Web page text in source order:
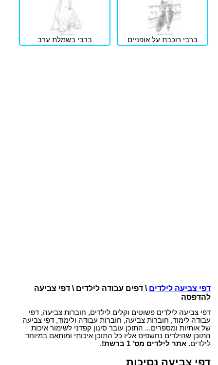
ברבי רוכבת על אופניים ברבי בשמלת ערב
דפי צביעה לילדים \ דפים עבודה לילדים \ דפי צביעה
להדפסה
דפי צביעה לילדים פשוטים וקלים לילדים, חוברות צביעה, דפי
עבודה לימוד, חוברות צביעה, חוברות עבודה ולימוד, דפי צביעה
של אותיות ומספרים... התוכן עובר סינון קפדני לשימור איכות
התוכן שהילדים נחשפים אליו כל התוכן איכותי ומותאם במיוחד
לילדים. אתר לילדים מס' 1 ברשת! .
דפי צביעה נסיכות